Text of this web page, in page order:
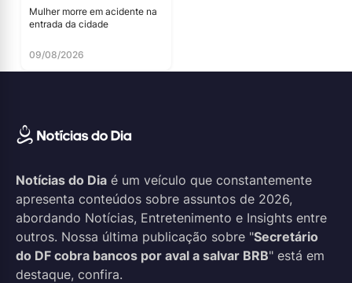
Mulher morre em acidente na
entrada da cidade
09/08/2026
Notícias do Dia é um veículo que constantemente
apresenta conteúdos sobre assuntos de 2026,
abordando Notícias, Entretenimento e Insights entre
outros. Nossa última publicação sobre "Secretário
do DF cobra bancos por aval a salvar BRB" está em
destaque, confira.